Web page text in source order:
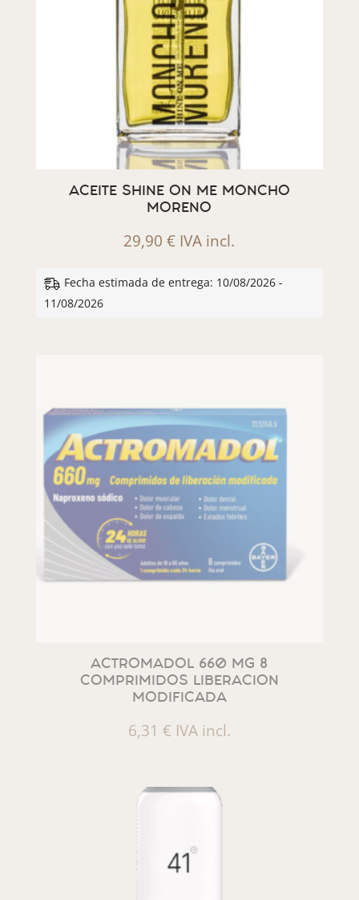
ACEITE SHINE ON ME MONCHO
MORENO
29,90€ IVA incl.
Fecha estimada de entrega: 10/08/2026 -
11/08/2026
ACTROMADOL 660 MG 8
COMPRIMIDOS LIBERACION
MODIFICADA
6,31 € IVA incl.